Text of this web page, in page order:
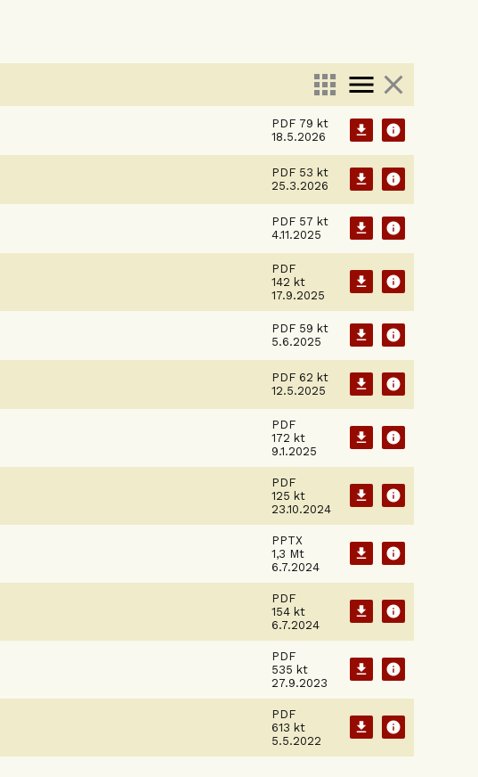
apps menu close
PDF 79 kt
18.5.2026
download info
PDF 53 kt
25.3.2026
download info
PDF 57 kt
4.11.2025
download info
PDF
142 kt
17.9.2025
download info
PDF 59 kt
5.6.2025
download info
PDF 62 kt
12.5.2025
download info
PDF
172 kt
9.1.2025
download info
PDF
125 kt
23.10.2024
download info
PPTX
1,3 Mt
6.7.2024
download info
PDF
154 kt
6.7.2024
download info
PDF
535 kt
27.9.2023
download info
PDF
613 kt
5.5.2022
download info